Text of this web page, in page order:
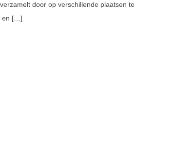
door op verschillende plaatsen te
en […]